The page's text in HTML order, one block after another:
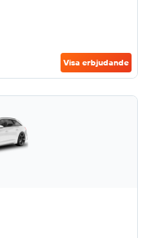
Visa erbjudande